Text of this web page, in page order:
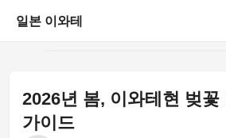
일본 이와테
게시판
2026년 봄, 이와테현 벚꽃
가이드